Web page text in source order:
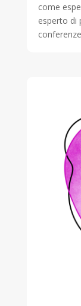
come
esperto di